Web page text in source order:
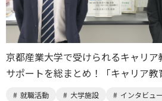
京都産業大学で受けられるキャリ
サポートを総まとめ！「キャリア教
就職活動 大学施設 インタビュー